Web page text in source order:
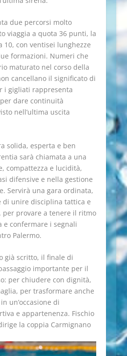
due percorsi molto
viaggia a quota 36 punti, la
10, con ventisei lunghezze
formazioni. Numeri che
maturato nel corso della
cancellano il significato di
i gigliati rappresenta
dare continuità
nell’ultima uscita
solida, esperta e ben
sarà chiamata a una
compattezza e lucidità,
difensive e nella gestione
Servirà una gara ordinata,
di unire disciplina tattica e
provare a tenere il ritmo
e confermare i segnali
Palermo.
già scritto, il finale di
importante per il
per chiudere con dignità,
per trasformare anche
un’occasione di
e appartenenza. Fischio
la coppia Carmignano